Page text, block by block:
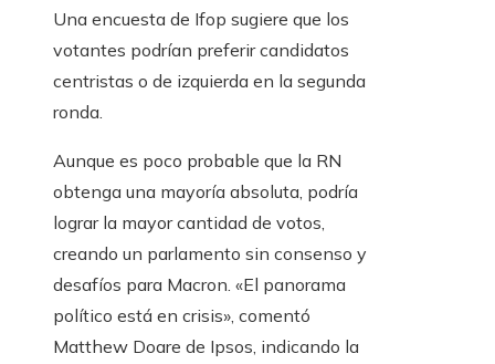
Una encuesta de Ifop sugiere que los
votantes podrían preferir candidatos
centristas o de izquierda en la segunda
ronda.
Aunque es poco probable que la RN
obtenga una mayoría absoluta, podría
lograr la mayor cantidad de votos,
creando un parlamento sin consenso y
desafíos para Macron. «El panorama
político está en crisis», comentó
Matthew Doare de Ipsos, indicando la